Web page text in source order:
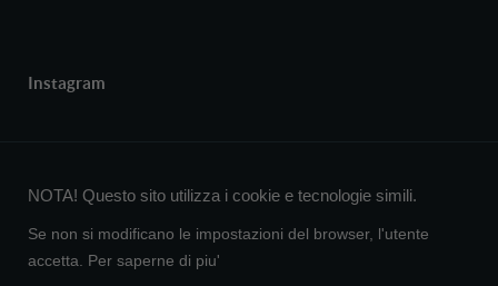
Instagram
NOTA! Questo sito utilizza i cookie e tecnologie simili.
Se non si modificano le impostazioni del browser, l'utente
accetta. Per saperne di piu'